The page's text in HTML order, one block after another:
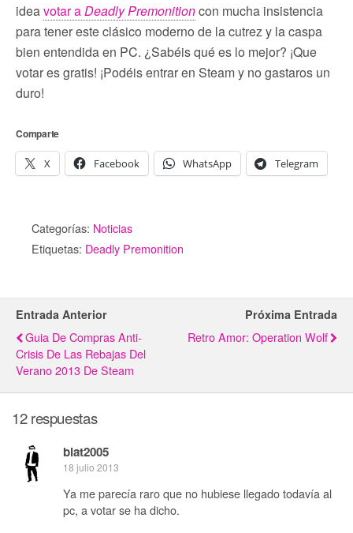
ideavotar a Deadly Premonitioncon mucha insistencia
para tener este clásico moderno de la cutrez y la caspa
bien entendida en PC. ¿Sabéis qué es lo mejor? ¡Que
votar es gratis! ¡Podéis entrar en Steam y no gastaros un
duro!
Comparte
X Facebook WhatsApp Telegram
Categorías: Noticias
Etiquetas: Deadly Premonition
Entrada Anterior
Guia De Compras Anti-
Crisis De Las Rebajas Del
Verano 2013 De Steam
Próxima Entrada
Retro Amor: Operation Wolf
12 respuestas
blat2005
18 julio 2013
Ya me parecía raro que no hubiese llegado todavía al
pc, a votar se ha dicho.